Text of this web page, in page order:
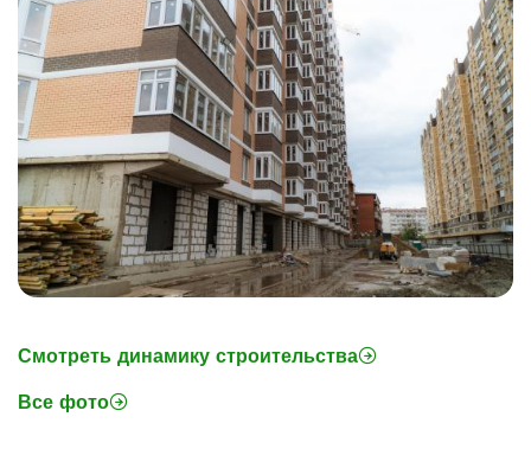
Смотреть динамику строительства
Все фото